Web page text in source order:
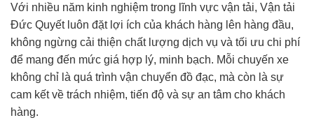
Với nhiều năm kinh nghiệm trong lĩnh vực vận tải, Vận tải
Đức Quyết luôn đặt lợi ích của khách hàng lên hàng đầu,
không ngừng cải thiện chất lượng dịch vụ và tối ưu chi phí
để mang đến mức giá hợp lý, minh bạch. Mỗi chuyến xe
không chỉ là quá trình vận chuyển đồ đạc, mà còn là sự
cam kết về trách nhiệm, tiến độ và sự an tâm cho khách
hàng.